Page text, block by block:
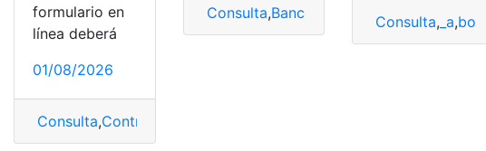
formulario en
línea deberá
01/08/2026
Consulta,Contraloría
Consulta,Banco Pichincha, Pagar
Consulta, _a,bono